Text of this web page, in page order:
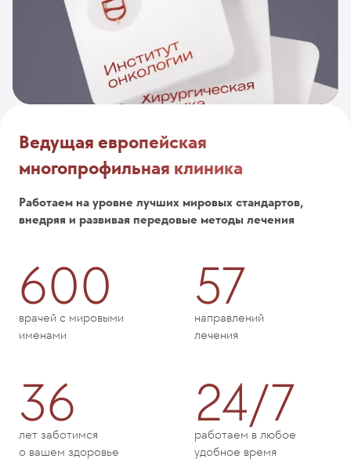
Ведущая европейская
многопрофильная клиника
Работаем на уровне лучших мировых стандартов,
внедряя и развивая передовые методы лечения
600
врачей с мировыми
именами
57
направлений
лечения
36
лет заботимся
о вашем здоровье
24/7
работаем в любое
удобное время